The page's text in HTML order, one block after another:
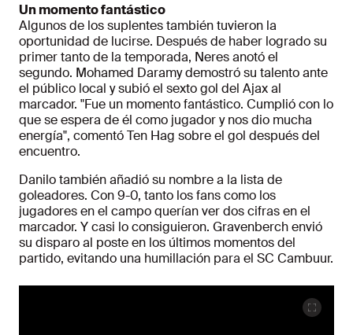
Un momento fantástico
Algunos de los suplentes también tuvieron la
oportunidad de lucirse. Después de haber logrado su
primer tanto de la temporada, Neres anotó el
segundo. Mohamed Daramy demostró su talento ante
el público local y subió el sexto gol del Ajax al
marcador. "Fue un momento fantástico. Cumplió con lo
que se espera de él como jugador y nos dio mucha
energía", comentó Ten Hag sobre el gol después del
encuentro.
Danilo también añadió su nombre a la lista de
goleadores. Con 9-0, tanto los fans como los
jugadores en el campo querían ver dos cifras en el
marcador. Y casi lo consiguieron. Gravenberch envió
su disparo al poste en los últimos momentos del
partido, evitando una humillación para el SC Cambuur.